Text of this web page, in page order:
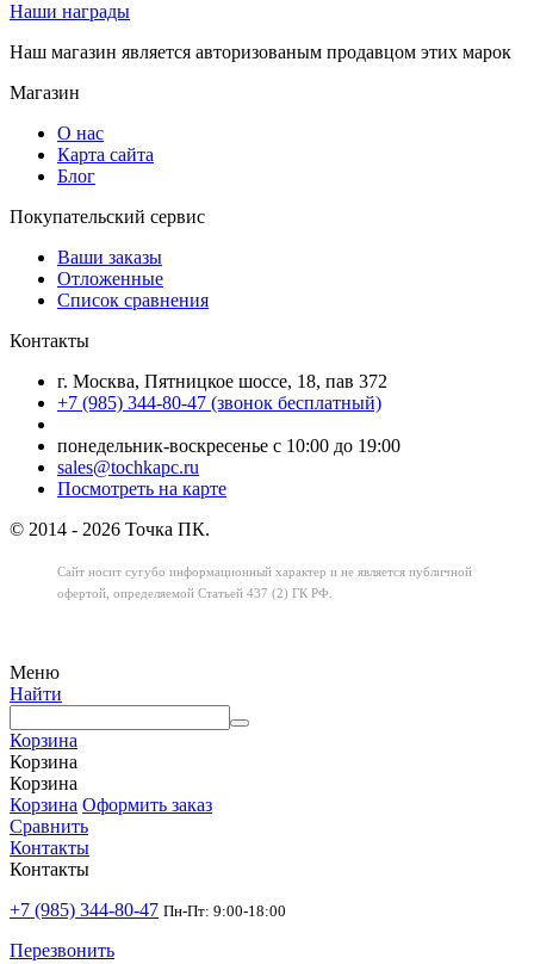
Наши награды
Наш магазин является авторизованым продавцом этих марок
Магазин
О нас
Карта сайта
Блог
Покупательский сервис
Ваши заказы
Отложенные
Список сравнения
Контакты
г. Москва, Пятницкое шоссе, 18, пав 372
+7 (985) 344-80-47 (звонок бесплатный)
понедельник-воскресенье с 10:00 до 19:00
sales@tochkapc.ru
Посмотреть на карте
© 2014 - 2026 Точка ПК.
Сайт носит сугубо информационный характер и не является публичной
офертой, определяемой Статьей 437 (2) ГК РФ.
Меню
Найти
Корзина
Корзина
Корзина
Корзина Оформить заказ
Сравнить
Контакты
Контакты
+7 (985) 344-80-47 Пн-Пт: 9:00-18:00
Перезвонить